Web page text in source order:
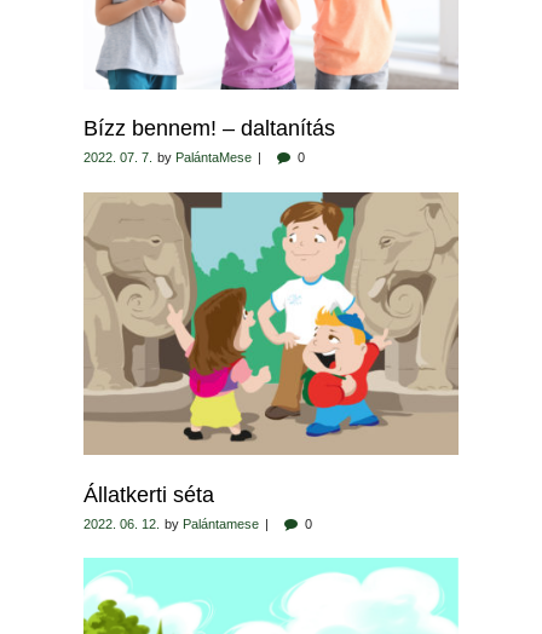
Bízz bennem! – daltanítás
2022. 07. 7. by PalántaMese 0
Állatkerti séta
2022. 06. 12. by Palántamese 0